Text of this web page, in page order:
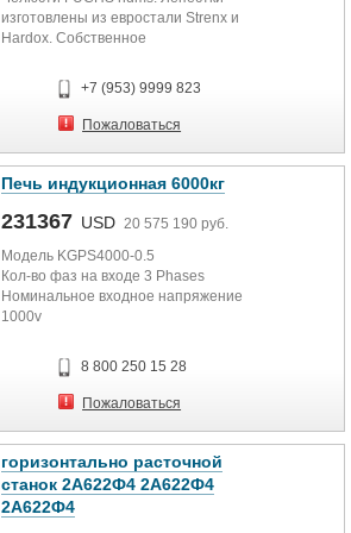
запросу на эл ящик, стоимость:
2180000 руб РФ
изготовлены из евростали Strenx и
Hardox. Собственное
Звоните. (Фото на выставке
Металл-Экспо 2016 Москва)
+7 (953) 9999 823
Пожаловаться
Печь индукционная 6000кг
231367 USD 20 575 190 руб.
Модель KGPS4000-0.5
Кол-во фаз на входе 3 Phases
Номинальное входное напряжение
1000v
Номинальный ток 2000A
Выходная мощность 4000KW
Трансформаторная мощность
50HZ
Номинальная частота на выходе
0.5KHZ
Материал для плавки Сталь и
8 800 250 15 28
Пожаловаться
горизонтально расточной
станок 2А622Ф4 2А622Ф4
2А622Ф4